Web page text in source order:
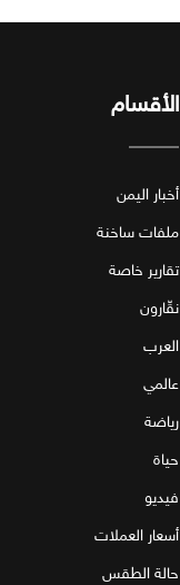
الأقسام
أخبار اليمن
ملفات ساخنة
تقارير خاصة
نقّارون
العرب
عالمي
رياضة
حياة
فيديو
أسعار العملات
حالة الطقس